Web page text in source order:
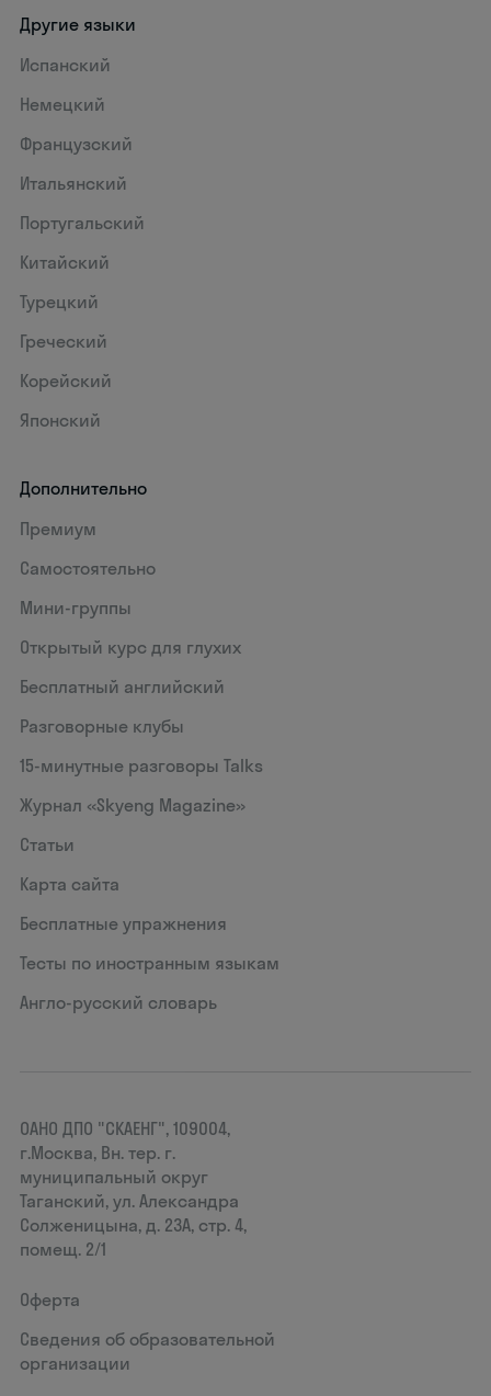
Другие языки
Испанский
Немецкий
Французский
Итальянский
Португальский
Китайский
Турецкий
Греческий
Корейский
Японский
Дополнительно
Премиум
Самостоятельно
Мини-группы
Открытый курс для глухих
Бесплатный английский
Разговорные клубы
15‑минутные разговоры Talks
Журнал «Skyeng Magazine»
Статьи
Карта сайта
Бесплатные упражнения
Тесты по иностранным языкам
Англо-русский словарь
ОАНО ДПО "СКАЕНГ", 109004,
г.Москва, Вн. тер. г.
муниципальный округ
Таганский, ул. Александра
Солженицына, д. 23А, стр. 4,
помещ. 2/1
Оферта
Сведения об образовательной
организации